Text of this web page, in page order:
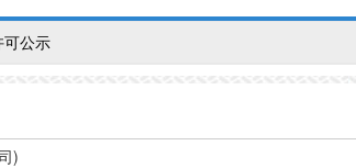
公示
)